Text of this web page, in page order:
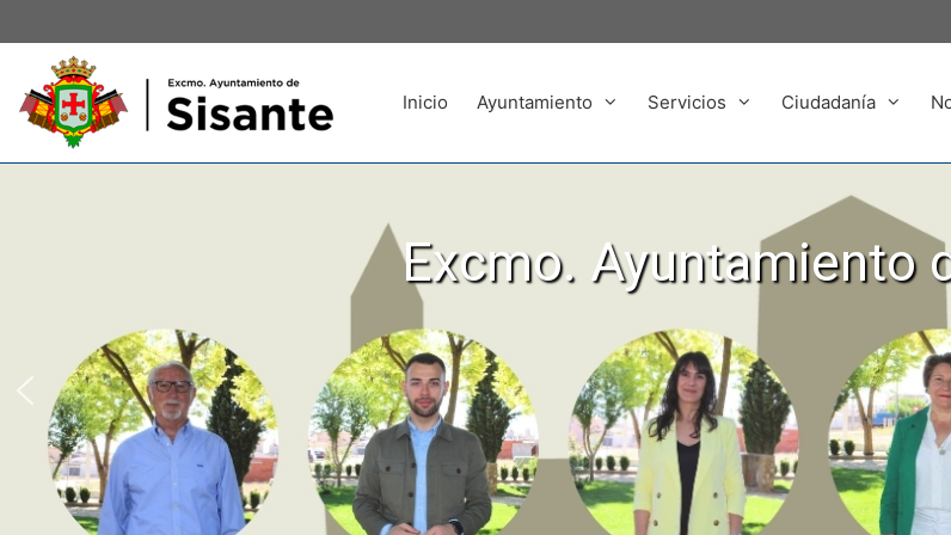
Inicio Ayuntamiento Servicios Ciudadanía
Excmo. Ayuntamiento